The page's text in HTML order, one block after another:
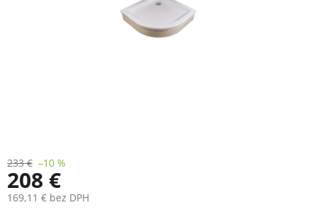
233 € –10 %
208 €
169,11 € bez DPH